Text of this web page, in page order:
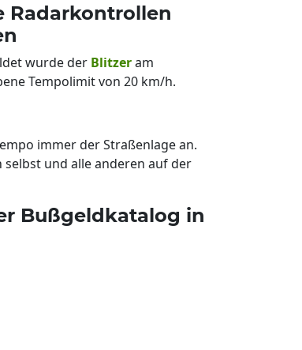
Radarkontrollen
wurde der Blitzeram
Tempolimit von 20 km/h.
immer der Straßenlage an.
und alle anderen auf der
Bußgeldkatalog in